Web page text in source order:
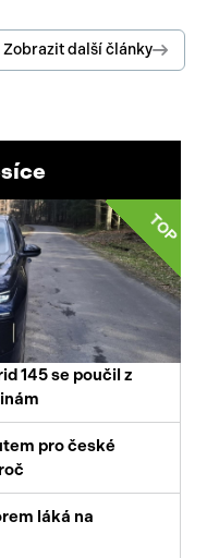
Zobrazit další články
TOP
145 se poučil z
pro české
láká na